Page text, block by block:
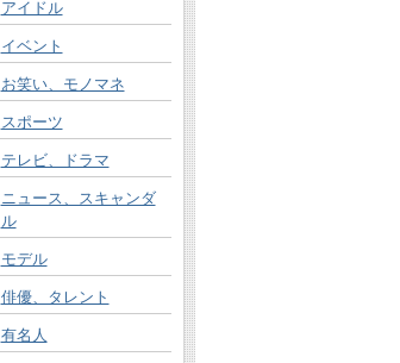
アイドル
イベント
お笑い、モノマネ
スポーツ
テレビ、ドラマ
ニュース、スキャンダ
ル
モデル
俳優、タレント
有名人